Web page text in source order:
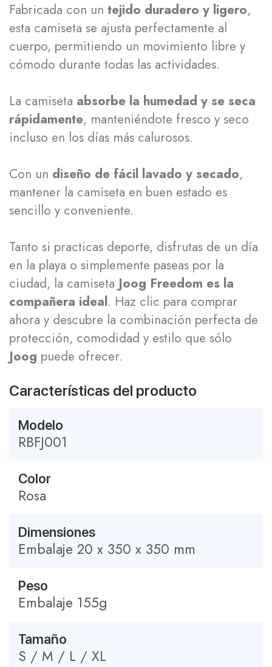
Fabricada con un tejido duradero y ligero,
esta camiseta se ajusta perfectamente al
cuerpo, permitiendo un movimiento libre y
cómodo durante todas las actividades.
La camiseta absorbe la humedad y se seca
rápidamente, manteniéndote fresco y seco
incluso en los días más calurosos.
Con un diseño de fácil lavado y secado,
mantener la camiseta en buen estado es
sencillo y conveniente.
Tanto si practicas deporte, disfrutas de un día
en la playa o simplemente paseas por la
ciudad, la camiseta Joog Freedom es la
compañera ideal. Haz clic para comprar
ahora y descubre la combinación perfecta de
protección, comodidad y estilo que sólo
Joog puede ofrecer.
Características del producto
Modelo
RBFJ001
Color
Rosa
Dimensiones
Embalaje 20 x 350 x 350 mm
Peso
Embalaje 155g
Tamaño
S / M / L / XL